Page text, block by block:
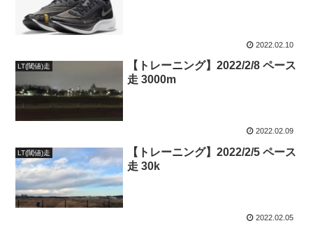
2022.02.10
LT(閾値)走
【トレーニング】2022/2/8 ペース
走 3000m
2022.02.09
LT(閾値)走
【トレーニング】2022/2/5 ペース
走 30k
2022.02.05